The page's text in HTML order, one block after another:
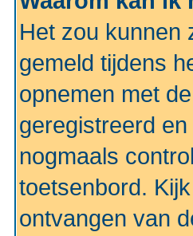
Het zou kunnen
gemeld tijdens
opnemen met
geregistreerd
nogmaals
toetsenbord.
ontvangen van